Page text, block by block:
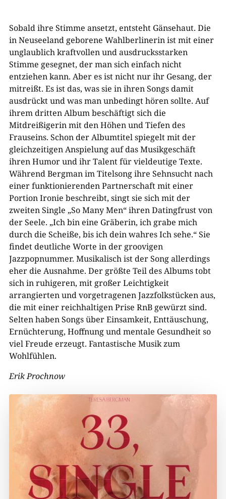
Sobald ihre Stimme ansetzt, entsteht Gänsehaut. Die
in Neuseeland geborene Wahlberlinerin ist mit einer
unglaublich kraftvollen und ausdrucksstarken
Stimme gesegnet, der man sich einfach nicht
entziehen kann. Aber es ist nicht nur ihr Gesang, der
mitreißt. Es ist das, was sie in ihren Songs damit
ausdrückt und was man unbedingt hören sollte. Auf
ihrem dritten Album beschäftigt sich die
Mitdreißigerin mit den Höhen und Tiefen des
Frauseins. Schon der Albumtitel spiegelt mit der
gleichzeitigen Anspielung auf das Musikgeschäft
ihren Humor und ihr Talent für vieldeutige Texte.
Während Bergman im Titelsong ihre Sehnsucht nach
einer funktionierenden Partnerschaft mit einer
Portion Ironie beschreibt, singt sie sich mit der
zweiten Single „So Many Men“ ihren Datingfrust von
der Seele. „Ich bin eine Gräberin, ich grabe mich
durch die Scheiße, bis ich dein wahres Ich sehe.“ Sie
findet deutliche Worte in der groovigen
Jazzpopnummer. Musikalisch ist der Song allerdings
eher die Ausnahme. Der größte Teil des Albums tobt
sich in ruhigeren, mit großer Leichtigkeit
arrangierten und vorgetragenen Jazzfolkstücken aus,
die mit einer reichhaltigen Prise RnB gewürzt sind.
Selten haben Songs über Einsamkeit, Enttäuschung,
Ernüchterung, Hoffnung und mentale Gesundheit so
viel Freude erzeugt. Fantastische Musik zum
Wohlfühlen.
Erik Prochnow